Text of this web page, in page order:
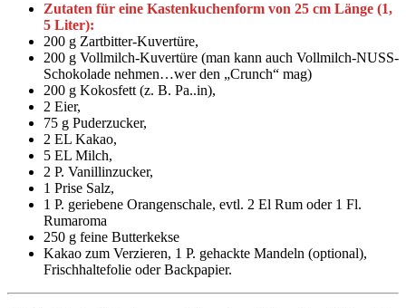
Zutaten für eine Kastenkuchenform von 25 cm Länge (1,
5 Liter):
200 g Zartbitter-Kuvertüre,
200 g Vollmilch-Kuvertüre (man kann auch Vollmilch-NUSS-
Schokolade nehmen…wer den „Crunch“ mag)
200 g Kokosfett (z. B. Pa..in),
2 Eier,
75 g Puderzucker,
2 EL Kakao,
5 EL Milch,
2 P. Vanillinzucker,
1 Prise Salz,
1 P. geriebene Orangenschale, evtl. 2 El Rum oder 1 Fl.
Rumaroma
250 g feine Butterkekse
Kakao zum Verzieren, 1 P. gehackte Mandeln (optional),
Frischhaltefolie oder Backpapier.